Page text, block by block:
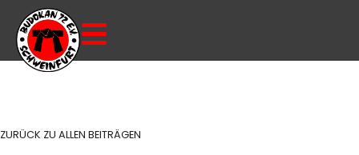
ZURÜCK ZU ALLEN BEITRÄGEN